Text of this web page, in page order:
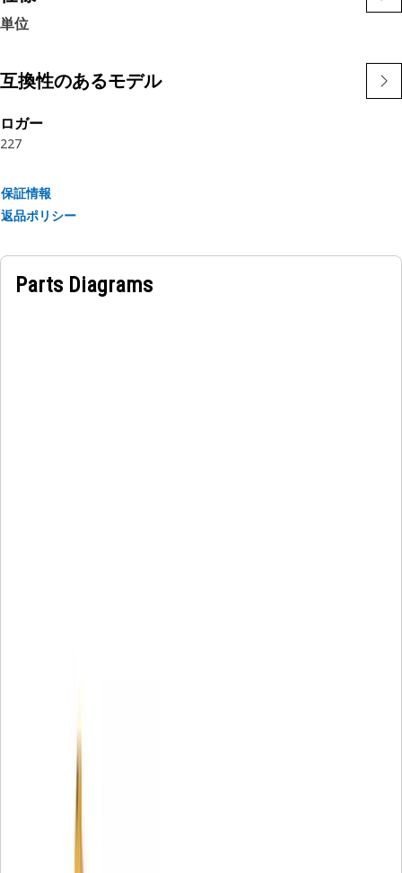
単位
互換性のあるモデル
ロガー
227
保証情報
返品ポリシー
Parts Diagrams